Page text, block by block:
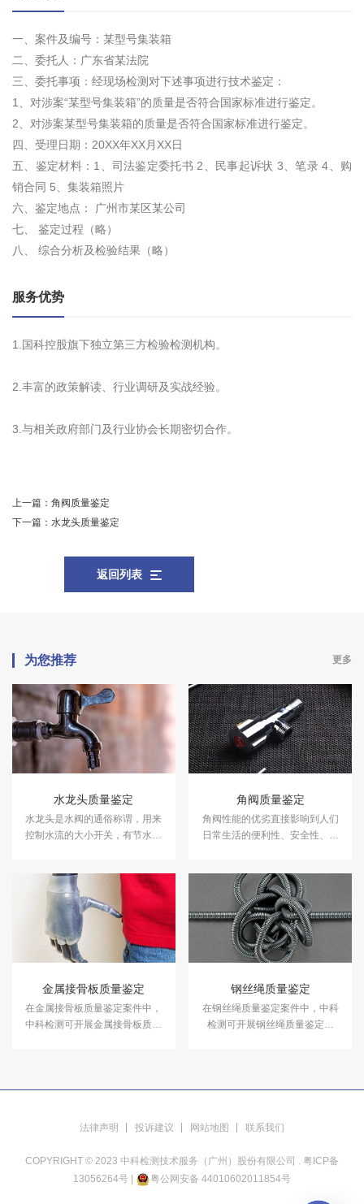
一、案件及编号：某型号集装箱
二、委托人：广东省某法院
三、委托事项：经现场检测对下述事项进行技术鉴定：
1、对涉案“某型号集装箱”的质量是否符合国家标准进行鉴定。
2、对涉案某型号集装箱的质量是否符合国家标准进行鉴定。
四、受理日期：20XX年XX月XX日
五、鉴定材料：1、司法鉴定委托书 2、民事起诉状 3、笔录 4、购
销合同 5、集装箱照片
六、鉴定地点： 广州市某区某公司
七、 鉴定过程（略）
八、 综合分析及检验结果（略）
服务优势
1.国科控股旗下独立第三方检验检测机构。
2.丰富的政策解读、行业调研及实战经验。
3.与相关政府部门及行业协会长期密切合作。
上一篇： 角阀质量鉴定
下一篇： 水龙头质量鉴定
返回列表
为您推荐 更多
水龙头质量鉴定
水龙头是水阀的通俗称谓，用来
控制水流的大小开关，有节水的
能、造型等多方面来综合考虑。
中科检测可提供水龙头质量鉴定
服务。
角阀质量鉴定
角阀性能的优劣直接影响到人们
日常生活的便利性、安全性、舒
阀，其质量风险尚未引起相应的
重视。中科检测开展角阀质量鉴
定。
金属接骨板质量鉴定
在金属接骨板质量鉴定案件中，
中科检测可开展金属接骨板质量
钢丝绳质量鉴定
在钢丝绳质量鉴定案件中，中科
检测可开展钢丝绳质量鉴定服
法律声明 投诉建议 网站地图 联系我们
COPYRIGHT © 2023 中科检测技术服务（广州）股份有限公司 . 粤ICP备
13056264号 | 粤公网安备 44010602011854号